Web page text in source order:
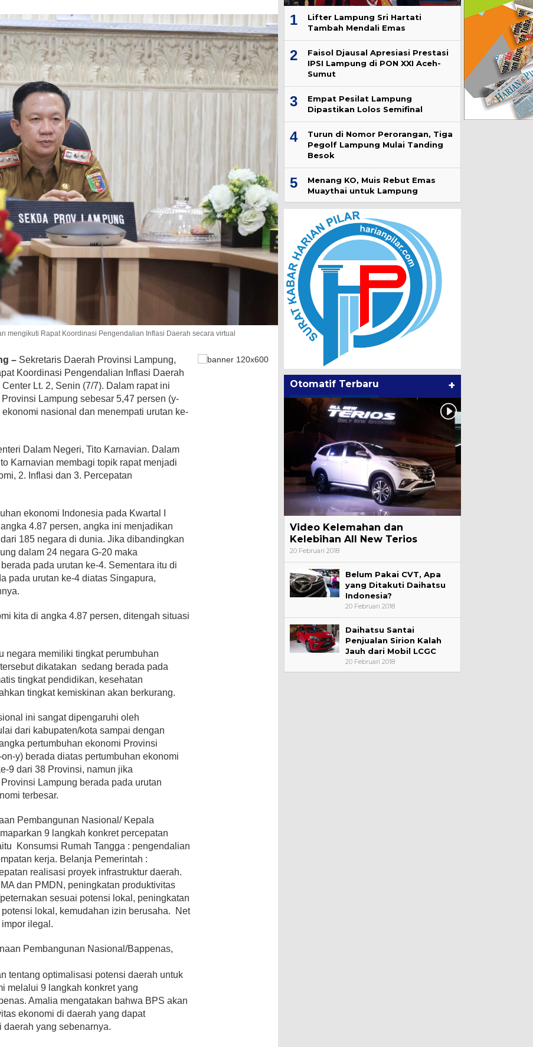
mengikuti Rapat Koordinasi Pengendalian Inflasi Daerah secara virtual
– Sekretaris Daerah Provinsi Lampung,
Koordinasi Pengendalian Inflasi Daerah
Lt. 2, Senin (7/7). Dalam rapat ini
Lampung sebesar 5,47 persen (y-
nasional dan menempati urutan ke-
Dalam Negeri, Tito Karnavian. Dalam
Karnavian membagi topik rapat menjadi
2. Inflasi dan 3. Percepatan
ekonomi Indonesia pada Kwartal I
4.87 persen, angka ini menjadikan
185 negara di dunia. Jika dibandingkan
dalam 24 negara G-20 maka
pada urutan ke-4. Sementara itu di
pada urutan ke-4 diatas Singapura,
kita di angka 4.87 persen, ditengah situasi
negara memiliki tingkat perumbuhan
dikatakan sedang berada pada
tingkat pendidikan, kesehatan
tingkat kemiskinan akan berkurang.
ini sangat dipengaruhi oleh
dari kabupaten/kota sampai dengan
pertumbuhan ekonomi Provinsi
y) berada diatas pertumbuhan ekonomi
9 dari 38 Provinsi, namun jika
Lampung berada pada urutan
terbesar.
Pembangunan Nasional/ Kepala
9 langkah konkret percepatan
Konsumsi Rumah Tangga : pengendalian
kerja. Belanja Pemerintah :
realisasi proyek infrastruktur daerah.
dan PMDN, peningkatan produktivitas
sesuai potensi lokal, peningkatan
lokal, kemudahan izin berusaha. Net
ilegal.
Pembangunan Nasional/Bappenas,
tentang optimalisasi potensi daerah untuk
melalui 9 langkah konkret yang
Amalia mengatakan bahwa BPS akan
ekonomi di daerah yang dapat
daerah yang sebenarnya.
1
Lifter Lampung Sri Hartati
Tambah Mendali Emas
2
Faisol Djausal Apresiasi Prestasi
IPSI Lampung di PON XXI Aceh-
Sumut
3
Empat Pesilat Lampung
Dipastikan Lolos Semifinal
4
Turun di Nomor Perorangan, Tiga
Pegolf Lampung Mulai Tanding
Besok
5
Menang KO, Muis Rebut Emas
Muaythai untuk Lampung
Otomatif Terbaru +
Video Kelemahan dan
Kelebihan All New Terios
20 Februari 2018
Belum Pakai CVT, Apa
yang Ditakuti Daihatsu
Indonesia?
20 Februari 2018
Daihatsu Santai
Penjualan Sirion Kalah
Jauh dari Mobil LCGC
20 Februari 2018